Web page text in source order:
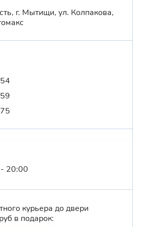
г. Мытищи, ул. Колпакова,
20:00
курьера до двери
в подарок: